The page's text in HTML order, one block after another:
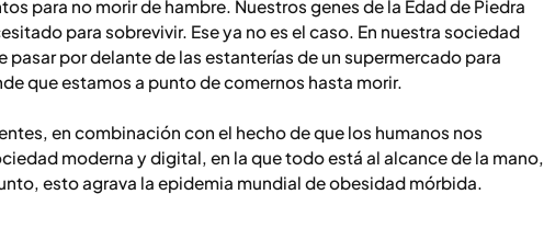
para no morir de hambre. Nuestros genes de la Edad de Piedra
para sobrevivir. Ese ya no es el caso. En nuestra sociedad
por delante de las estanterías de un supermercado para
que estamos a punto de comernos hasta morir.
en combinación con el hecho de que los humanos nos
moderna y digital, en la que todo está al alcance de la mano,
esto agrava la epidemia mundial de obesidad mórbida.